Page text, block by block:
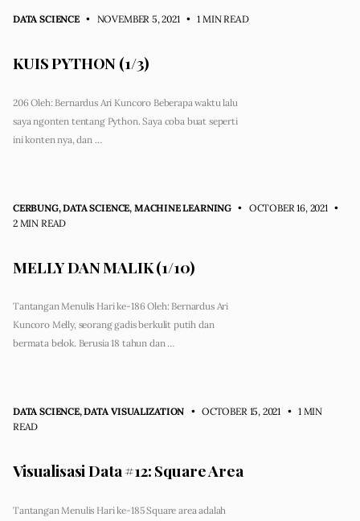
DATA SCIENCE • NOVEMBER 5, 2021 • 1 MIN READ
KUIS PYTHON (1/3)
206 Oleh: Bernardus Ari Kuncoro Beberapa waktu lalu
saya ngonten tentang Python. Saya coba buat seperti
ini konten nya, dan …
CERBUNG,DATA SCIENCE, MACHINE LEARNING • OCTOBER 16, 2021 •
2 MIN READ
MELLY DAN MALIK (1/10)
Tantangan Menulis Hari ke-186 Oleh: Bernardus Ari
Kuncoro Melly, seorang gadis berkulit putih dan
bermata belok. Berusia 18 tahun dan …
DATA SCIENCE,DATA VISUALIZATION • OCTOBER 15, 2021 • 1 MIN
READ
Visualisasi Data #12: Square Area
Tantangan Menulis Hari ke-185 Square area adalah